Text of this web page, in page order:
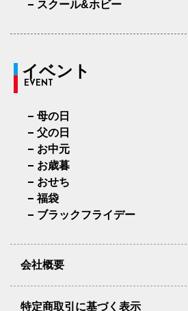
スクール&ホビー
イベント
EVENT
母の日
父の日
お中元
お歳暮
おせち
福袋
ブラックフライデー
会社概要
特定商取引に基づく表示